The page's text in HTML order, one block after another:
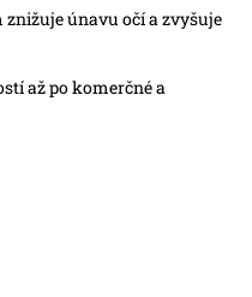
znižuje únavu očí a zvyšuje
až po komerčné a